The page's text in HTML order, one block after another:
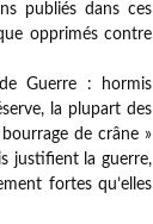
publiés dans ces
opprimés contre
Guerre : hormis
la plupart des
de crâne »
justifient la guerre,
fortes qu’elles